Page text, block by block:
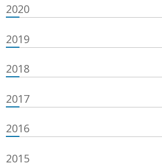
2020
2019
2018
2017
2016
2015